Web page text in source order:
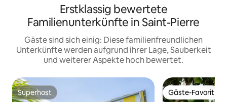
Erstklassig bewertete
Familienunterkünfte in Saint-Pierre
Gäste sind sich einig: Diese familienfreundlichen
Unterkünfte werden aufgrund ihrer Lage, Sauberkeit
und weiterer Aspekte hoch bewertet.
Superhost
Superhost Gäste-Favorit
Gäste-Favorit